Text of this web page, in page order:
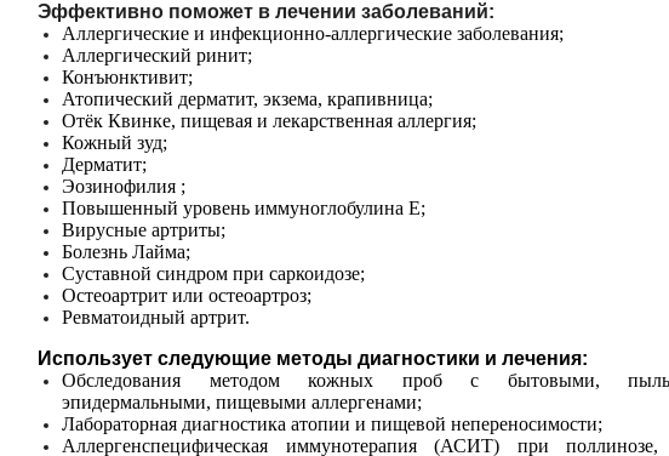
Эффективно поможет в лечении заболеваний:
Аллергические и инфекционно-аллергические заболевания;
Аллергический ринит;
Конъюнктивит;
Атопический дерматит, экзема, крапивница;
Отёк Квинке, пищевая и лекарственная аллергия;
Кожный зуд;
Дерматит;
Эозинофилия ;
Повышенный уровень иммуноглобулина Е;
Вирусные артриты;
Болезнь Лайма;
Суставной синдром при саркоидозе;
Остеоартрит или остеоартроз;
Ревматоидный артрит.
Использует следующие методы диагностики и лечения:
Обследования методом кожных проб с бытовыми,
эпидермальными, пищевыми аллергенами;
Лабораторная диагностика атопии и пищевой непереносимости;
Аллергенспецифическая иммунотерапия (АСИТ) при поллинозе,